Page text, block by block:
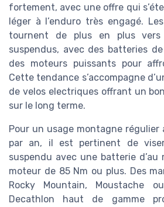
fortement, avec une offre qui
léger à l’enduro très engagé.
tournent de plus en plus
suspendus, avec des batteries
des moteurs puissants pour
Cette tendance s’accompagne
de velos electriques offrant un
sur le long terme.
Pour un usage montagne régulier
par an, il est pertinent de
suspendu avec une batterie d’au
moteur de 85 Nm ou plus. Des
Rocky Mountain, Moustache
Decathlon haut de gamme